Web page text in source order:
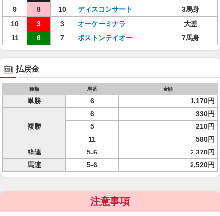
9
8 10 ディスコンサート
3馬身
10
3 3 オーケーミナラ
大差
11
6 7 ボストンテイオー 7馬身
払戻金
種類 馬番 金額
単勝 6 1,170円
複勝
6
330円
5
210円
11
580円
枠連
5-6
2,370円
馬連
5-6 2,520円
注意事項